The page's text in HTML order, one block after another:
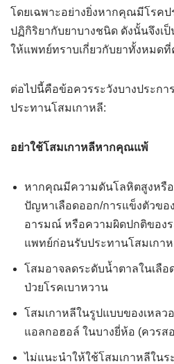
โดยเฉพาะอย่างยิ่งหากคุณมีโรคป
ปฏิกิริยากับยาบางชนิด ดังนั้นจึงเ
ให้แพทย์ทราบเกี่ยวกับยาทั้งหมด
ต่อไปนี้คือข้อควรระวังบางประกา
ประทานโสมเกาหลี:
อย่าใช้โสมเกาหลีหากคุณแพ้
หากคุณมีความดันโลหิตสูงหรือ
ปัญหาเลือดออก/การแข็งตัวขอ
อารมณ์ หรือความผิดปกติของ
แพทย์ก่อนรับประทานโสมเกา
โสมอาจลดระดับน้ำตาลในเลือ
ป่วยโรคเบาหวาน
โสมเกาหลีในรูปแบบของเหลว
แอลกอฮอล์ ในบางยี่ห้อ (ควรส
ไม่แนะนำให้ใช้โสมเกาหลีใน